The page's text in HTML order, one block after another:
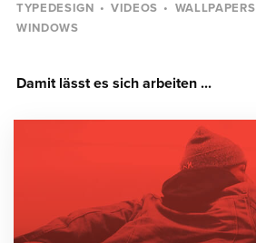
TYPEDESIGN
VIDEOS WALLPAPERS
WINDOWS
Damit lässt es sich arbeiten ...